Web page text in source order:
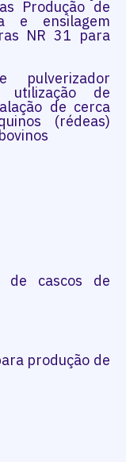
Produção de
e ensilagem
NR 31 para
pulverizador
utilização de
de cerca
(rédeas)
de cascos de
produção de